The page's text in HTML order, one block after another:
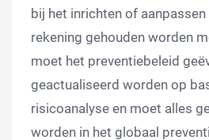
bij het inrichten of
rekening gehouden worden
moet het preventiebeleid
geactualiseerd worden op
risicoanalyse en moet alles
worden in het globaal